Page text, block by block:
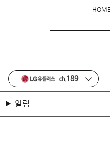
HOME
알림